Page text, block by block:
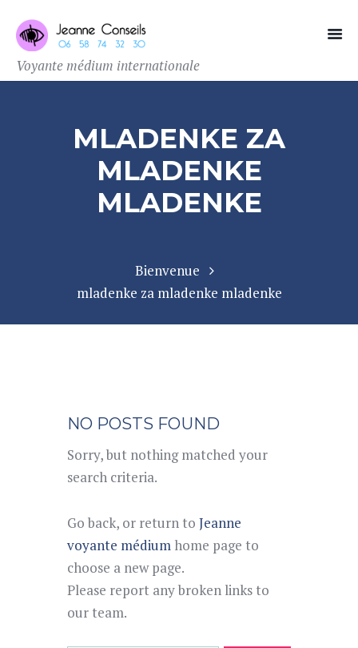
Voyante médium internationale
MLADENKE ZA
MLADENKE
MLADENKE
Bienvenue
mladenke za mladenke mladenke
NO POSTS FOUND
Sorry, but nothing matched your
search criteria.
Go back, or return to Jeanne
voyante médium home page to
choose a new page.
Please report any broken links to
our team.